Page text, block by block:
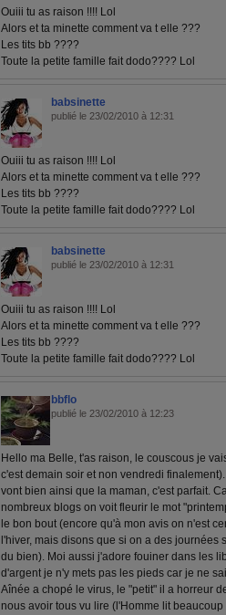
Ouiii tu as raison !!!! Lol
Alors et ta minette comment va t elle ???
Les tits bb ????
Toute la petite famille fait dodo???? Lol
babsinette
publié le 23/02/2010 à 12:31
Ouiii tu as raison !!!! Lol
Alors et ta minette comment va t elle ???
Les tits bb ????
Toute la petite famille fait dodo???? Lol
babsinette
publié le 23/02/2010 à 12:31
Ouiii tu as raison !!!! Lol
Alors et ta minette comment va t elle ???
Les tits bb ????
Toute la petite famille fait dodo???? Lol
bbflo
publié le 23/02/2010 à 12:23
Hello ma Belle, t'as raison, le couscous je
c'est demain soir et non vendredi
vont bien ainsi que la maman, c'est parfait.
nombreux blogs on voit fleurir le mot
le bon bout (encore qu'à mon avis on n'est
l'hiver, mais disons que si on a des journées
du bien). Moi aussi j'adore fouiner dans les
d'argent je n'y mets pas les pieds car je ne
Aînée a chopé le virus, le "petit" il a horreur
nous avoir tous vu lire (l'Homme lit